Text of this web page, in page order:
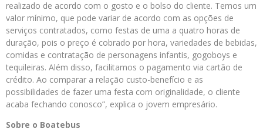
realizado de acordo com o gosto e o bolso do cliente. Temos um
valor mínimo, que pode variar de acordo com as opções de
serviços contratados, como festas de uma a quatro horas de
duração, pois o preço é cobrado por hora, variedades de bebidas,
comidas e contratação de personagens infantis, gogoboys e
tequileiras. Além disso, facilitamos o pagamento via cartão de
crédito. Ao comparar a relação custo-benefício e as
possibilidades de fazer uma festa com originalidade, o cliente
acaba fechando conosco”, explica o jovem empresário.
Sobre o Boatebus